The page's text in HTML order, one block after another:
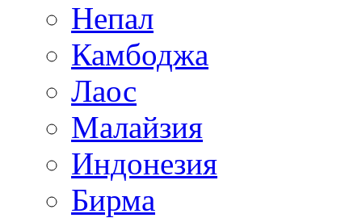
Непал
Камбоджа
Лаос
Малайзия
Индонезия
Бирма